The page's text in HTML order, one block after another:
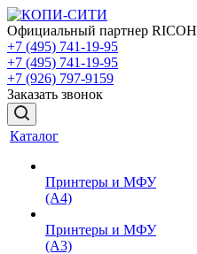
Официальный партнер
+7 (495) 741-19-95
+7 (495) 741-19-95
+7 (926) 797-9159
Заказать звонок
Каталог
Принтеры и МФУ
(А4)
Принтеры и МФУ
(А3)